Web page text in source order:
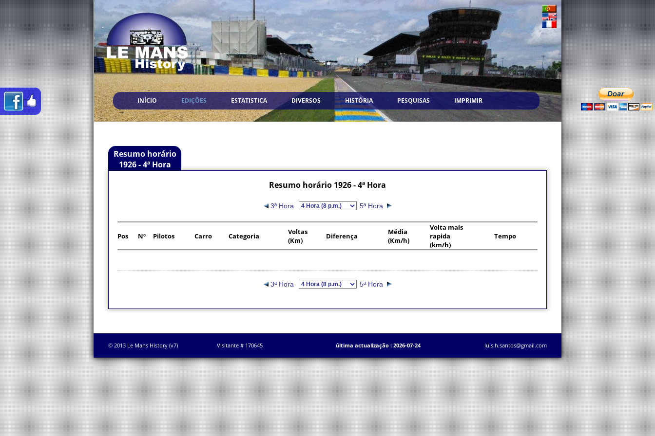
INÍCIO EDIÇÕES ESTATISTICA DIVERSOS HISTÓRIA PESQUISAS IMPRIMIR
Resumo horário
1926 - 4ª Hora
Resumo horário 1926 - 4ª Hora
3ª Hora 5ª Hora
Pos Nº Pilotos Carro Categoria
Voltas
(Km)
Diferença
Média
(Km/h)
Volta mais
rapida
(km/h)
Tempo
3ª Hora 5ª Hora
© 2013 Le Mans History (v7) Visitante # 170645 última actualização : 2026-07-24 luis.h.santos@gmail.com